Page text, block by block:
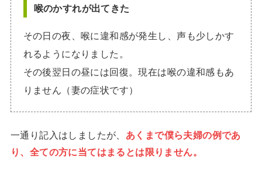
喉のかすれが出てきた
その日の夜、喉に違和感が発生し、声も少しかす
れるようになりました。
その後翌日の昼には回復。現在は喉の違和感もあ
りません（妻の症状です）
一通り記入はしましたが、 あくまで僕ら夫婦の例であ
り、全ての方に当てはまるとは限りません。